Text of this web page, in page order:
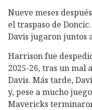
Nueve meses
el traspaso de
Davis jugaron juntos
Harrison fue
2025-26, tras un mal
Davis. Más tarde,
y, pese a mucho
Mavericks